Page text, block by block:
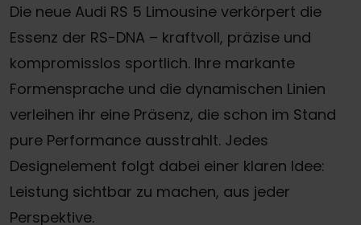
Die neue Audi RS 5 Limousine verkörpert die
Essenz der RS-DNA – kraftvoll, präzise und
kompromisslos sportlich. Ihre markante
Formensprache und die dynamischen Linien
verleihen ihr eine Präsenz, die schon im Stand
pure Performance ausstrahlt. Jedes
Designelement folgt dabei einer klaren Idee:
Leistung sichtbar zu machen, aus jeder
Perspektive.